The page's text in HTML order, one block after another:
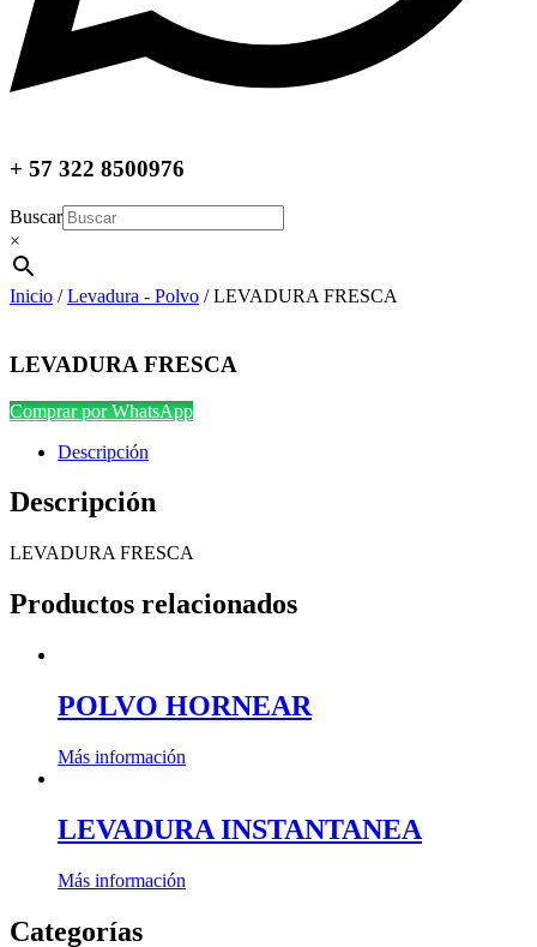
+ 57 322 8500976
Buscar
×
Inicio /Levadura - Polvo / LEVADURA FRESCA
LEVADURA FRESCA
Comprar por WhatsApp
Descripción
Descripción
LEVADURA FRESCA
Productos relacionados
POLVO HORNEAR
Más información
LEVADURA INSTANTANEA
Más información
Categorías